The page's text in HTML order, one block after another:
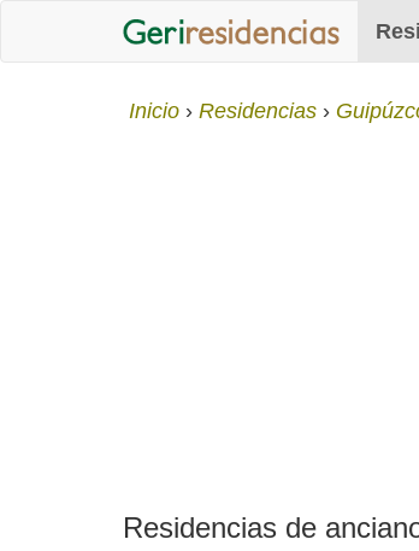
Inicio Residencias
Residencias de